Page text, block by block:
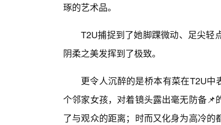
琢的艺术品。
T2U捕捉到了她脚踝微动、足尖轻
阴柔之美发挥到了极致。
更令人沉醉的是桥本有菜在T2U中
个邻家女孩，对着镜头露出毫无防备
了与观众的距离；时而又化身为高冷